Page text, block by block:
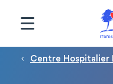
Fil d'Ariane
Centre Hospitalier
Panneau de gestion